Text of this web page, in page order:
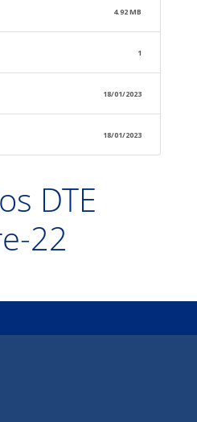
4.92 MB
1
18/01/2023
18/01/2023
DTE
22